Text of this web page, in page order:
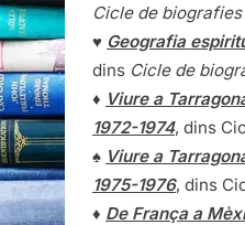
Cicle de biografies
♥ Geografia
dins Cicle de
♦ Viure a
1972-1974, dins
♠ Viure a
1975-1976, dins
♦ De França a